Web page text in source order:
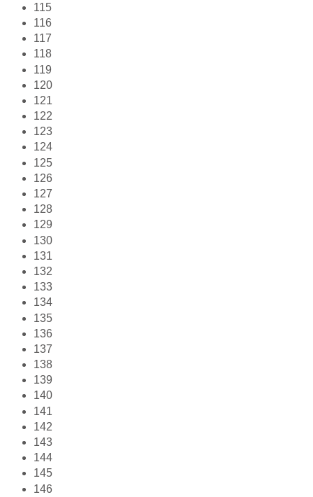
115
116
117
118
119
120
121
122
123
124
125
126
127
128
129
130
131
132
133
134
135
136
137
138
139
140
141
142
143
144
145
146